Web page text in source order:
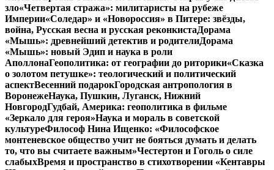
зло«Четвертая стража»: милитаристы на рубеже
Империи«Соледар» и «Новороссия» в Питере: звёзды,
война, Русская весна и русская реконкистаДорама
«Мышь»: древнейший детектив и родителиДорама
«Мышь»: новый Эдип и наука в роли
АполлонаГеополитика: от географии до риторики«Сказка
о золотом петушке»: теологический и политический
аспектВесенний подарокГородская антропология в
ВоронежеНаука, Пушкин, Луганск, Нижний
НовгородГудбай, Америка: геополитика в фильме
«Зеркало для героя»Наука и мораль в советской
культуреФилософ Нина Ищенко: «Философское
монтеневское общество учит не бояться думать и делать
то, что вы считаете важным»Честертон и Гоголь о силе
слабыхВремя и пространство в стихотворении «Кентавры